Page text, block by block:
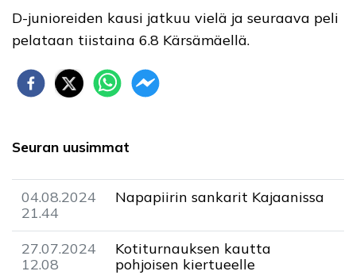
D-junioreiden kausi jatkuu vielä ja seuraava peli
pelataan tiistaina 6.8 Kärsämäellä.
Seuran uusimmat
04.08.2024
21.44
Napapiirin sankarit Kajaanissa
27.07.2024
12.08
Kotiturnauksen kautta
pohjoisen kiertueelle